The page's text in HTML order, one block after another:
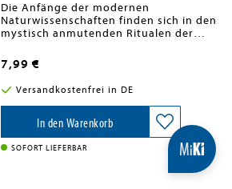
Die Anfänge der modernen
Naturwissenschaften finden sich in den
mystisch anmutenden Ritualen der
wissenschaftliche Erkenntnisse
sammelten.Um ihre Formeln und
Rezepte zu notieren, bedienten sie sich
geheimer Schriftzeichen und Symbole,
die heutzutage nur schwer zu entziffern
sind.Auf dieser Info-Tafel findest du
eine Übersicht über mehr als 140
Symbole, die verschiedene Elemente
beschreiben, sowie über 12 den
7,99 €
Versandkostenfrei in DE
In den Warenkorb
SOFORT LIEFERBAR